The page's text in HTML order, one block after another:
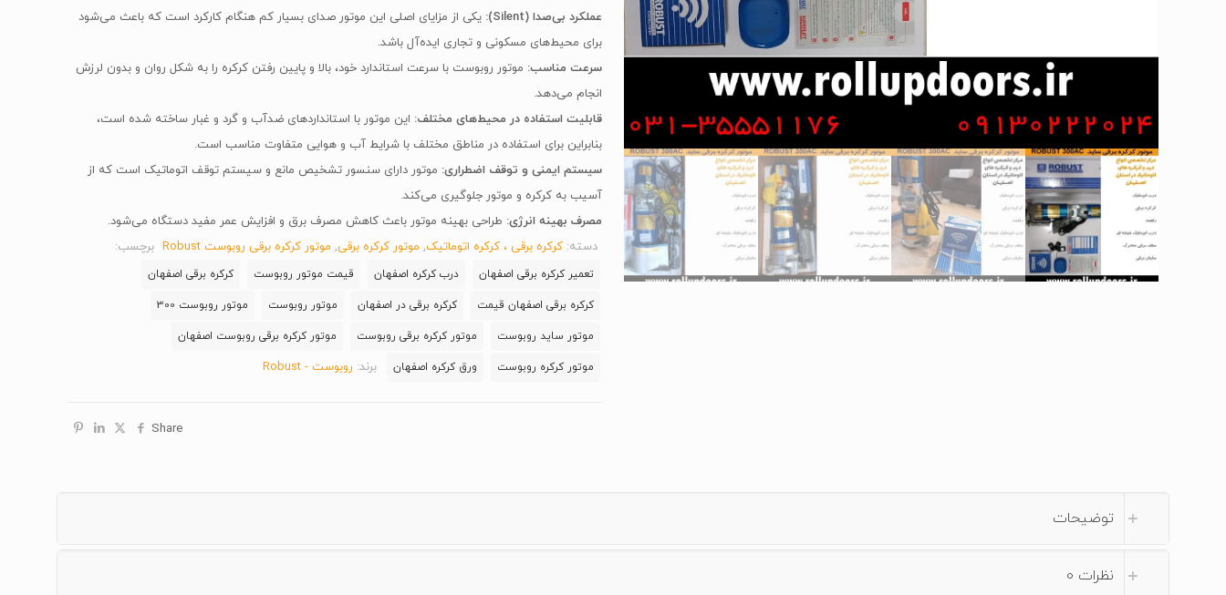
عملکرد بی‌صدا (Silent):
یکی از مزایای اصلی این موتور صدای بسیار کم هنگام کارکرد است که باعث می‌شود
برای محیط‌های مسکونی و تجاری ایده‌آل باشد.
سرعت مناسب: موتور روبوست با سرعت استاندارد خود، بالا و پایین رفتن کرکره را به شکل روان و بدون لرزش
انجام می‌دهد.
قابلیت استفاده در محیط‌های مختلف: این موتور با استانداردهای ضدآب و گرد و غبار ساخته شده است،
بنابراین برای استفاده در مناطق مختلف با شرایط آب و هوایی متفاوت مناسب است.
سیستم ایمنی و توقف اضطراری: موتور دارای سنسور تشخیص مانع و سیستم توقف اتوماتیک است که از
آسیب به کرکره و موتور جلوگیری می‌کند.
مصرف بهینه انرژی: طراحی بهینه موتور باعث کاهش مصرف برق و افزایش عمر مفید دستگاه می‌شود.
اصفهان
عدد
دسته: کرکره برقی ، کرکره اتوماتیک, موتور کرکره برقی, موتور کرکره برقی روبوست Robust برچسب:
تعمیر کرکره برقی اصفهان درب کرکره اصفهان قیمت موتور روبوست کرکره برقی اصفهان
کرکره برقی اصفهان قیمت کرکره برقی در اصفهان موتور روبوست موتور روبوست 300
موتور ساید روبوست موتور کرکره برقی روبوست موتور کرکره برقی روبوست اصفهان
موتور کرکره روبوست ورق کرکره اصفهان برند: روبوست - Robust
Share
توضیحات
نظرات 0